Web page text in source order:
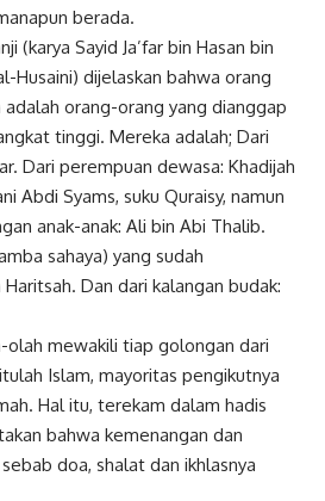
berada.
(karya Sayid Ja’far bin Hasan bin
Husaini) dijelaskan bahwa orang
orang-orang yang dianggap
tinggi. Mereka adalah; Dari
Dari perempuan dewasa: Khadijah
Abdi Syams, suku Quraisy, namun
anak-anak: Ali bin Abi Thalib.
sahaya) yang sudah
Dan dari kalangan budak:
olah mewakili tiap golongan dari
Islam, mayoritas pengikutnya
Hal itu, terekam dalam hadis
bahwa kemenangan dan
doa, shalat dan ikhlasnya